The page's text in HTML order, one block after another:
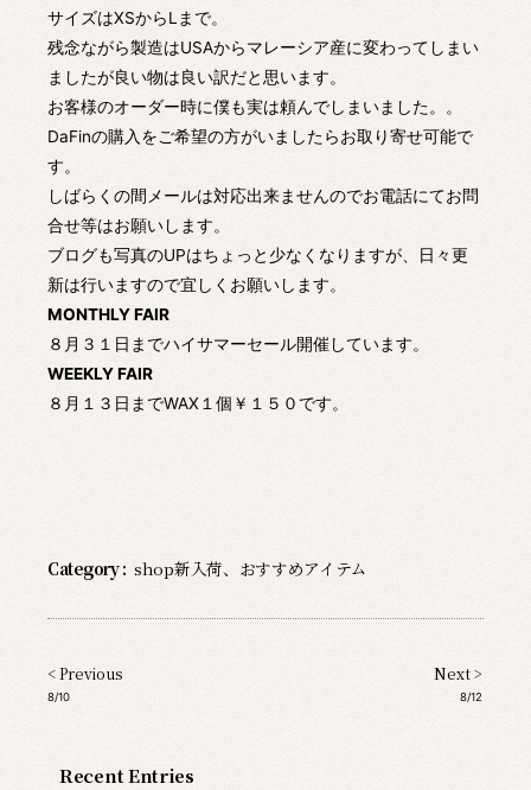
Recent Entries
サイズはXSからLまで。
残念ながら製造はUSAからマレーシア産に変わってしまい
ましたが良い物は良い訳だと思います。
お客様のオーダー時に僕も実は頼んでしまいました。。
DaFinの購入をご希望の方がいましたらお取り寄せ可能で
す。
しばらくの間メールは対応出来ませんのでお電話にてお問
合せ等はお願いします。
ブログも写真のUPはちょっと少なくなりますが、日々更
新は行いますので宜しくお願いします。
MONTHLY FAIR
８月３１日までハイサマーセール開催しています。
WEEKLY FAIR
８月１３日までWAX１個￥１５０です。
Category : shop新入荷、 おすすめアイテム
< Previous
8/10
Next >
8/12